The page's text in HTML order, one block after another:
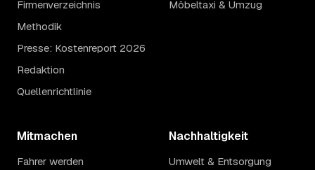
Firmenverzeichnis
Methodik
Presse: Kostenreport 2026
Redaktion
Quellenrichtlinie
Möbeltaxi & Umzug
Mitmachen
Fahrer werden
Nachhaltigkeit
Umwelt & Entsorgung